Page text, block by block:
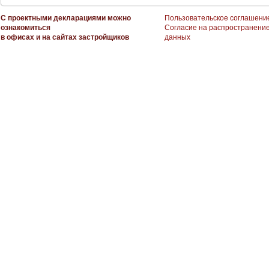
С проектными декларациями можно
ознакомиться
в офисах и на сайтах застройщиков
Пользовательское
Согласие на
данных